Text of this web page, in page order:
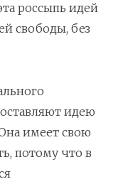
россыпь идей
свободы, без
идею
имеет свою
потому что в